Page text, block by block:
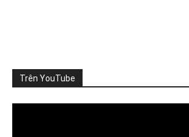
Photo
Trên YouTube